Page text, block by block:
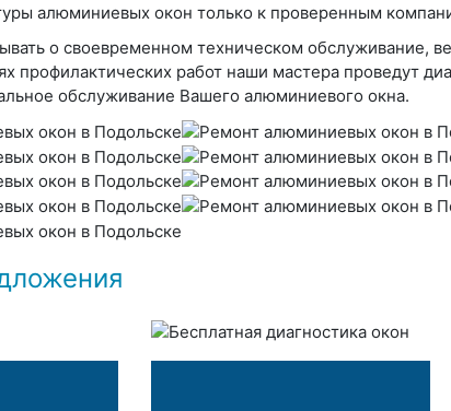
алюминиевых окон только к проверенным
о своевременном техническом обслуживание,
профилактических работ наши мастера проведут
обслуживание Вашего алюминиевого окна.